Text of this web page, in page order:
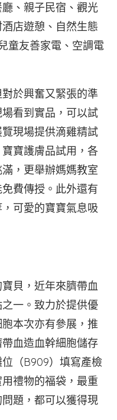
、親子民宿、觀光
店遊憩、自然生態
童友善家電、空調電
於興奮又緊張的準
看到實品，可以試
現場提供滴雞精試
寶護膚品試用，各
，更舉辦媽媽教室
費傳授。此外還有
可愛的寶寶氣息吸
貝，近年來臍帶血
一。致力於提供優
本次亦有參展，推
血造血幹細胞儲存
（B909）填寫產檢
禮物的福袋，最重
題，都可以獲得現